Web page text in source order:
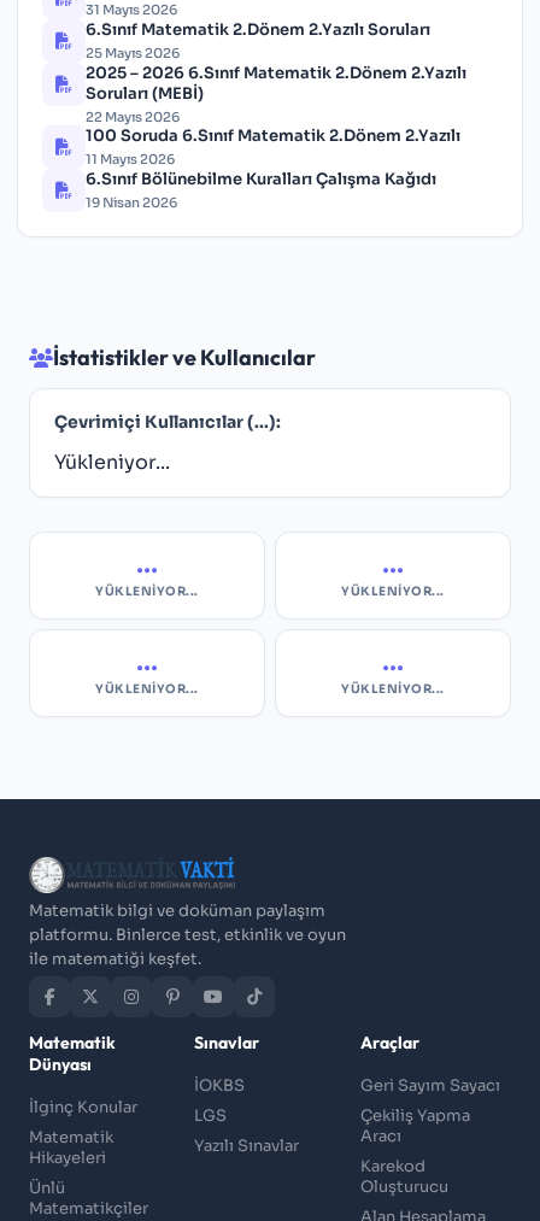
31 Mayıs 2026
6.Sınıf Matematik 2.Dönem 2.Yazılı Soruları
25 Mayıs 2026
2025 – 2026 6.Sınıf Matematik 2.Dönem 2.Yazılı
Soruları (MEBİ)
22 Mayıs 2026
100 Soruda 6.Sınıf Matematik 2.Dönem 2.Yazılı
11 Mayıs 2026
6.Sınıf Bölünebilme Kuralları Çalışma Kağıdı
19 Nisan 2026
İstatistikler ve Kullanıcılar
Çevrimiçi Kullanıcılar (...):
Yükleniyor...
...
YÜKLENIYOR...
...
YÜKLENIYOR...
...
YÜKLENIYOR...
...
YÜKLENIYOR...
Matematik bilgi ve doküman paylaşım
platformu. Binlerce test, etkinlik ve oyun
ile matematiği keşfet.
Matematik
Dünyası
İlginç Konular
Matematik
Hikayeleri
Ünlü
Matematikçiler
Sınavlar
İOKBS
LGS
Yazılı Sınavlar
Araçlar
Geri Sayım Sayacı
Çekiliş Yapma
Aracı
Karekod
Oluşturucu
Alan Hesaplama